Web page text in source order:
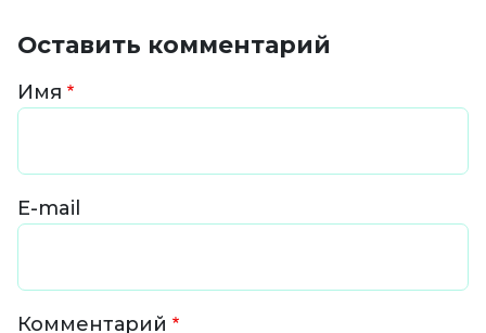
Оставить комментарий
Имя
E-mail
Комментарий